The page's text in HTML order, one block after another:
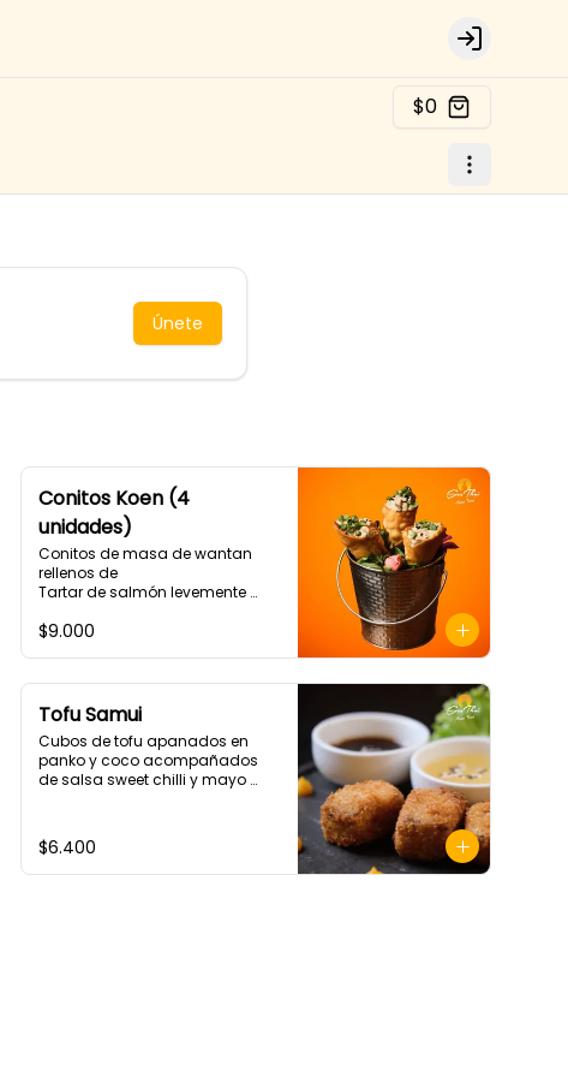
Login
$0
Únete
Conitos Koen (4
unidades)
Conitos de masa de wantan
rellenos de
Tartar de salmón levemente
$9.000
Tofu Samui
Cubos de tofu apanados en
panko y coco acompañados
de salsa sweet chilli y mayo
$6.400